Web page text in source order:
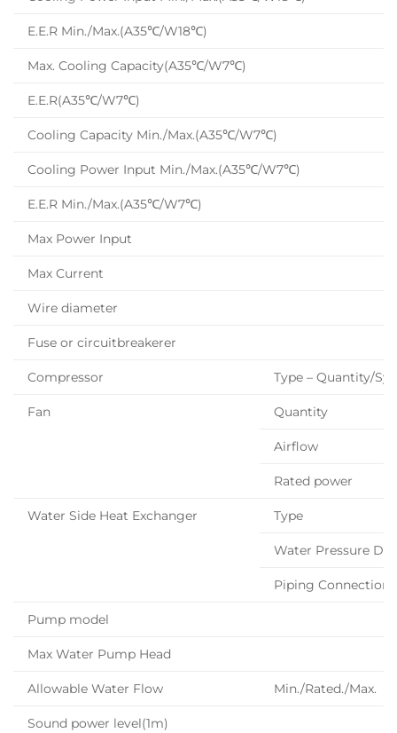
E.E.R Min./Max.(A35℃/W18℃)
Max. Cooling Capacity(A35℃/W7℃)
E.E.R(A35℃/W7℃)
Cooling Capacity Min./Max.(A35℃/W7℃)
Cooling Power Input Min./Max.(A35℃/W7℃)
E.E.R Min./Max.(A35℃/W7℃)
Max Power Input
Max Current
Wire diameter
Fuse or circuitbreakerer
Compressor Type – Quantity/
Fan Quantity
Airflow
Rated power
Water Side Heat Exchanger Type
Water Pressure
Piping Connection
Pump model
Max Water Pump Head
Allowable Water Flow Min./Rated./Max.
Sound power level(1m)